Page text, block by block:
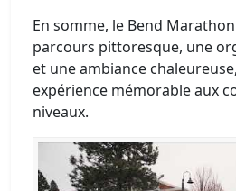
En somme, le Bend
parcours pittoresque, une
et une ambiance
expérience mémorable aux
niveaux.